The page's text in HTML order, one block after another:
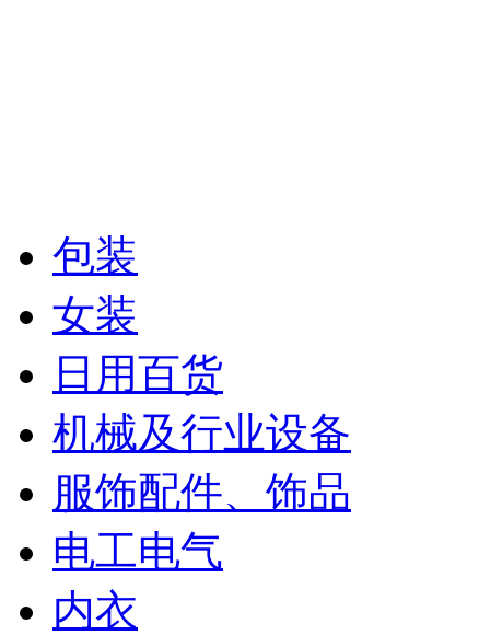
包装
女装
日用百货
机械及行业设备
服饰配件、饰品
电工电气
内衣